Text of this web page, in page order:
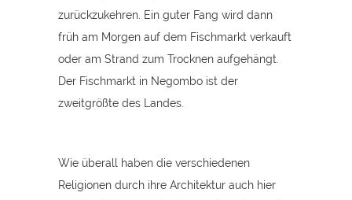
zurückzukehren. Ein guter Fang wird dann
früh am Morgen auf dem Fischmarkt verkauft
oder am Strand zum Trocknen aufgehängt.
Der Fischmarkt in Negombo ist der
zweitgrößte des Landes.
Wie überall haben die verschiedenen
Religionen durch ihre Architektur auch hier